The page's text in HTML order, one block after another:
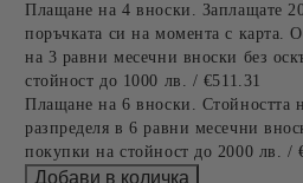
Плащане на 4 вноски. Заплащате
поръчката си на момента с карта.
на 3 равни месечни вноски без
стойност до 1000 лв. / €511.31
Плащане на 6 вноски. Стойността
разпределя в 6 равни месечни
покупки на стойност до 2000 лв. /